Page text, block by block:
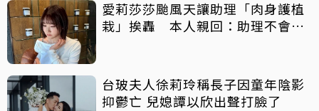
愛莉莎莎颱風天讓助理「肉身護植
栽」挨轟 本人親回：助理不會被
台玻夫人徐莉玲稱長子因童年陰影
抑鬱亡 兒媳譚以欣出聲打臉了